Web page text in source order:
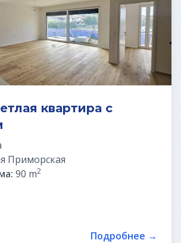
квартира с
Приморская
90 m2
Подробнее →